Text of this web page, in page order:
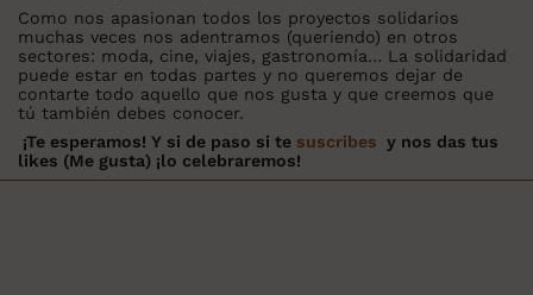
Como nos apasionan todos los proyectos solidarios
muchas veces nos adentramos (queriendo) en otros
sectores: moda, cine, viajes, gastronomía… La solidaridad
puede estar en todas partes y no queremos dejar de
contarte todo aquello que nos gusta y que creemos que
tú también debes conocer.
¡Te esperamos! Y si de paso si te suscribes y nos das tus
likes (Me gusta) ¡lo celebraremos!